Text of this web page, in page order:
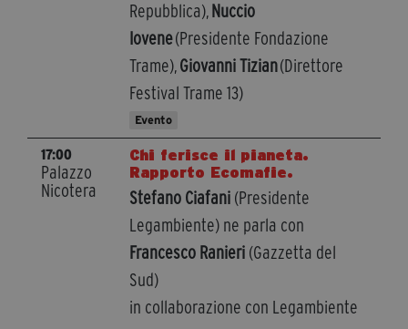
Repubblica), Nuccio
Iovene(Presidente Fondazione
Trame),Giovanni Tizian(Direttore
Festival Trame 13)
Evento
17:00
Palazzo
Nicotera
Chi ferisce il pianeta.
Rapporto Ecomafie.
Stefano Ciafani (Presidente
Legambiente) ne parla con
Francesco Ranieri (Gazzetta del
Sud)
in collaborazione con Legambiente